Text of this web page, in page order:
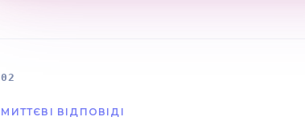
02
МИТТЄВІ ВІДПОВІДІ